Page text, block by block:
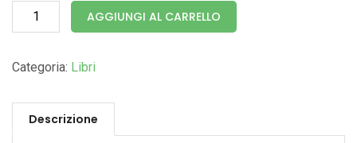
Nevegal.
una
turistica
VOL.1
AGGIUNGI AL CARRELLO
Categoria: Libri
Descrizione